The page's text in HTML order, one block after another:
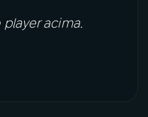
acima.